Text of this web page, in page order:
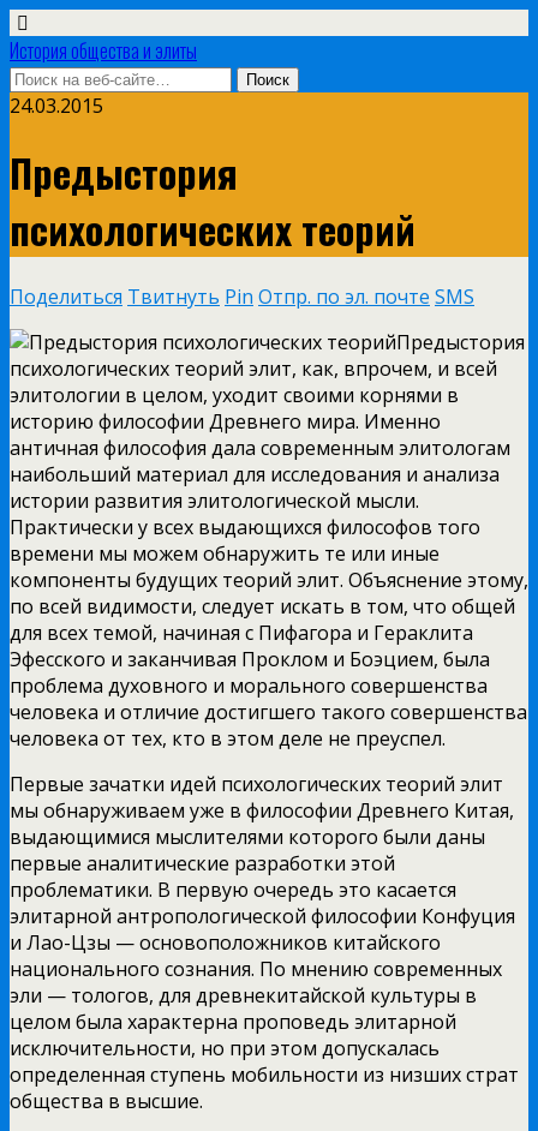
История общества и элиты
24.03.2015
Предыстория
психологических теорий
Поделиться Твитнуть Pin Отпр. по эл. почте SMS
Предыстория
психологических теорий элит, как, впрочем, и всей
элитологии в целом, уходит своими корнями в
историю философии Древнего мира. Именно
античная философия дала современным элитологам
наибольший материал для исследования и анализа
истории развития элитологической мысли.
Практически у всех выдающихся философов того
времени мы можем обнаружить те или иные
компоненты будущих теорий элит. Объяснение этому,
по всей видимости, следует искать в том, что общей
для всех темой, начиная с Пифагора и Гераклита
Эфесского и заканчивая Проклом и Боэцием, была
проблема духовного и морального совершенства
человека и отличие достигшего такого совершенства
человека от тех, кто в этом деле не преуспел.
Первые зачатки идей психологических теорий элит
мы обнаруживаем уже в философии Древнего Китая,
выдающимися мыслителями которого были даны
первые аналитические разработки этой
проблематики. В первую очередь это касается
элитарной антропологической философии Конфуция
и Лао-Цзы — основоположников китайского
национального сознания. По мнению современных
эли — тологов, для древнекитайской культуры в
целом была характерна проповедь элитарной
исключительности, но при этом допускалась
определенная ступень мобильности из низших страт
общества в высшие.